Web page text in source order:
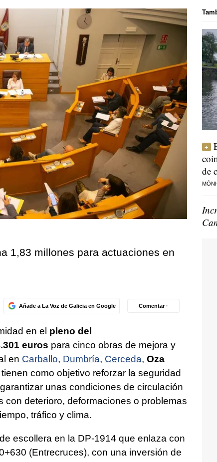
1,83 millones para actuaciones en
Añade a La Voz de Galicia en Google Comentar ·
en el pleno del
euros para cinco obras de mejora y
en Carballo, Dumbría, Cerceda, Oza
como objetivo reforzar la seguridad
unas condiciones de circulación
con deterioro, deformaciones o problemas
tráfico y clima.
escollera en la DP-1914 que enlaza con
(Entrecruces), con una inversión de
de